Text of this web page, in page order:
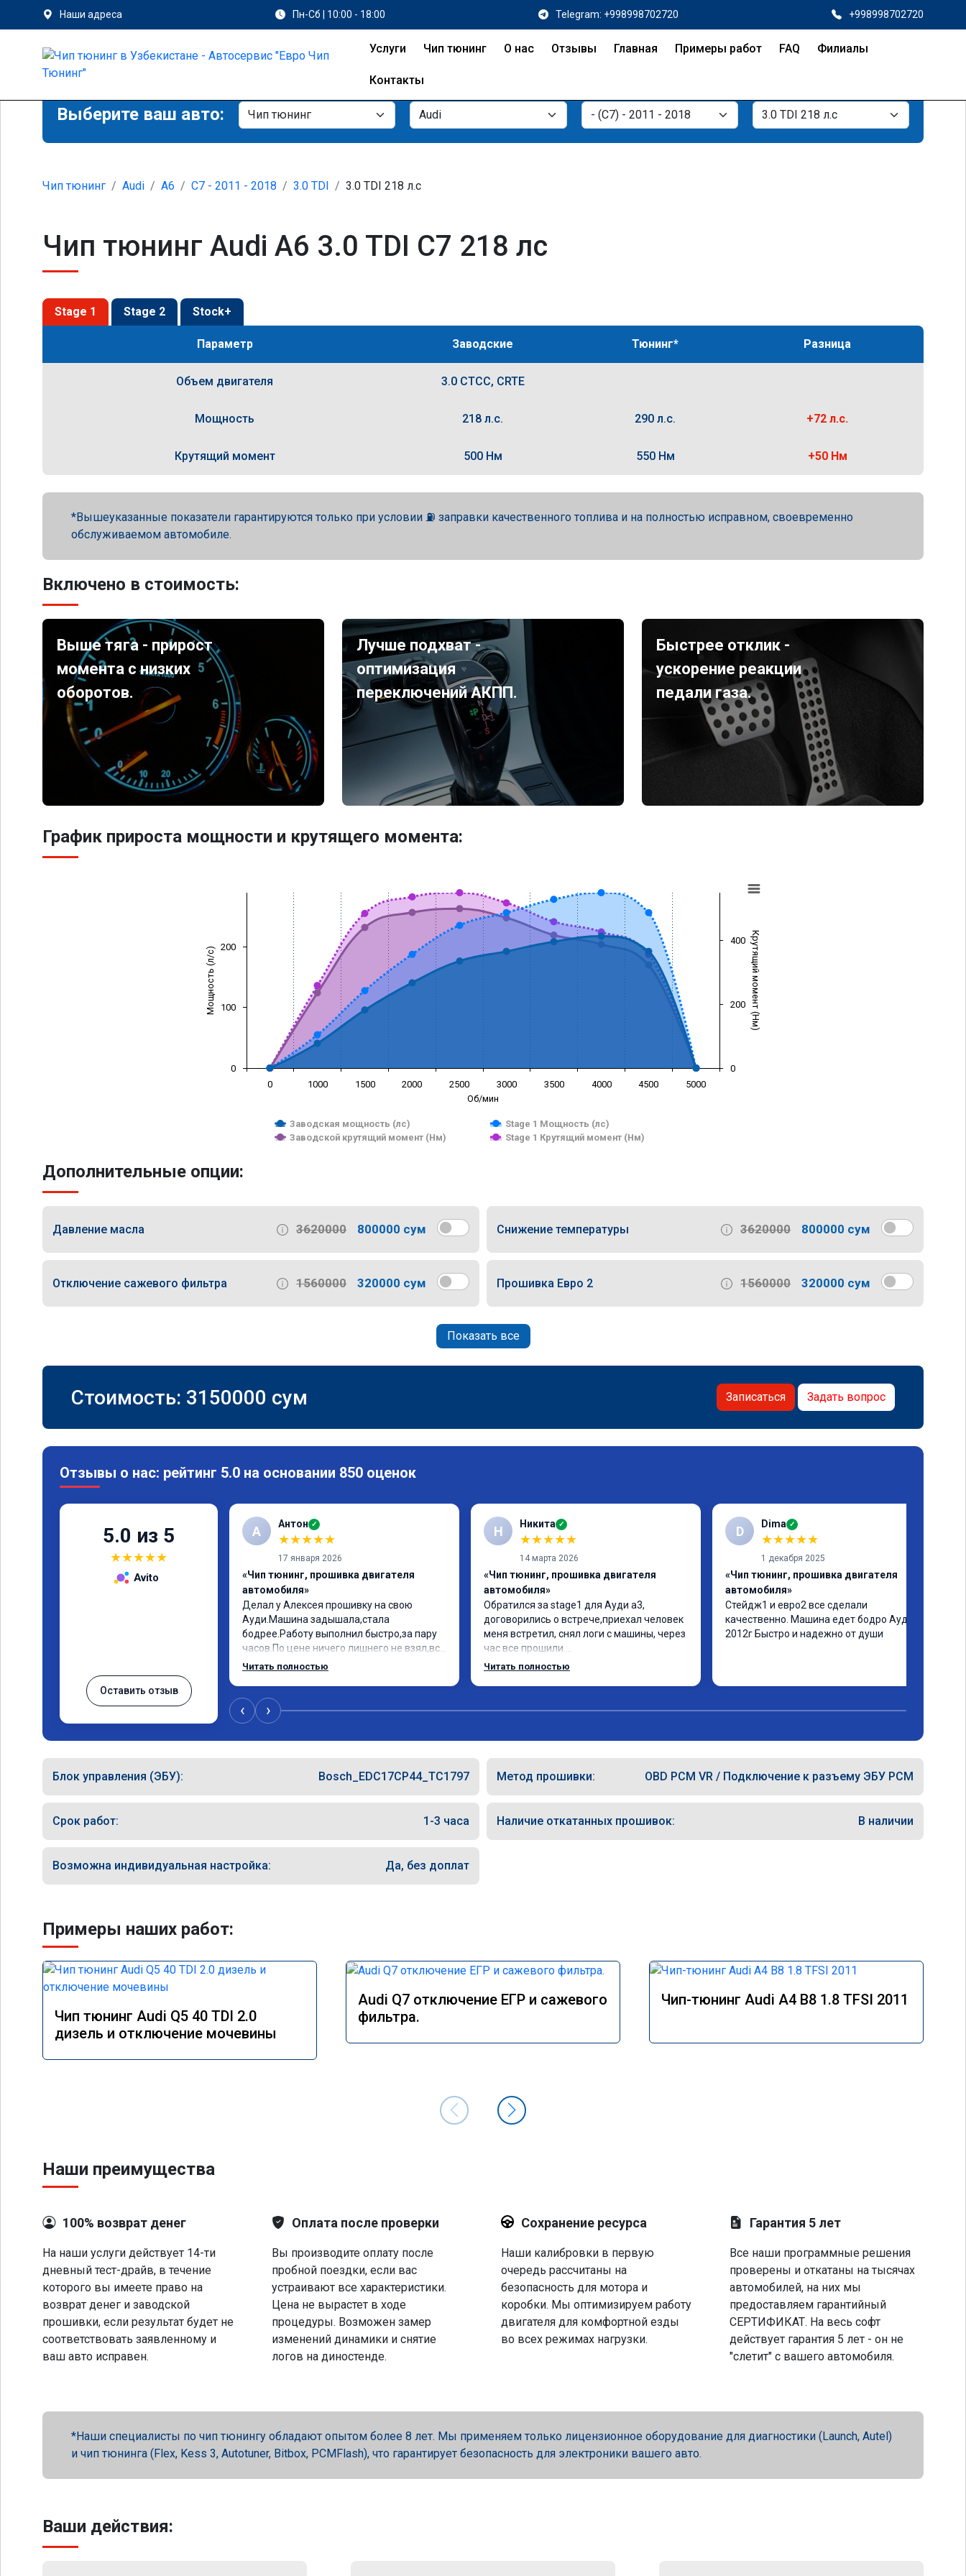
Наши адреса Пн-Сб | 10:00 - 18:00 Telegram: +998998702720 +998998702720
Услуги Чип тюнинг О нас Отзывы Главная Примеры работ FAQ Филиалы
Контакты
Выберите ваш авто:
Чип тюнинг Audi A6 C7 - 2011 - 2018 3.0 TDI 3.0 TDI 218 л.с
Чип тюнинг Audi A6 3.0 TDI C7 218 лс
Stage 1 Stage 2 Stock+
Параметр Заводские Тюнинг* Разница
Объем двигателя 3.0 CTCC, CRTE
Мощность 218 л.с. 290 л.с. +72 л.с.
Крутящий момент 500 Нм 550 Нм +50 Нм
Вышеуказанные показатели гарантируются только при условии ⛽ заправки качественного топлива и на полностью исправном, своевременно
обслуживаемом автомобиле.
Включено в стоимость:
Выше тяга - прирост
момента с низких
оборотов.
Лучше подхват -
оптимизация
переключений АКПП.
Быстрее отклик -
ускорение реакции
педали газа.
График прироста мощности и крутящего момента:
Об/мин
Мощность (л/с) Крутящий момент (Нм)
Заводская мощность (лс)
Stage 1 Мощность (лс)
Заводской крутящий момент (Нм)
Stage 1 Крутящий момент (Нм)
0 1000 1500 2000 2500 3000 3500 4000 4500 5000
0
100
200
0
200
400
Дополнительные опции:
Давление масла 3620000 800000 сум Снижение температуры 3620000 800000 сум
Отключение сажевого фильтра 1560000 320000 сум Прошивка Евро 2 1560000 320000 сум
Показать все
Стоимость: 3150000 сум Записаться Задать вопрос
Отзывы о нас: рейтинг 5.0 на основании 850 оценок
5.0 из 5
★★★★★
Avito
Оставить отзыв
А Антон ✓
★★★★★
17 января 2026
«Чип тюнинг, прошивка двигателя
автомобиля»
Делал у Алексея прошивку на свою
Ауди.Машина задышала,стала
бодрее.Работу выполнил быстро,за пару
часов.По цене ничего лишнего не взял,всё
как договаривались заранее.После
знаю,куда ехать в случае поломки
авто.Однозначно рекомендую Алексея
Читать полностью
Н Никита ✓
★★★★★
14 марта 2026
«Чип тюнинг, прошивка двигателя
автомобиля»
Обратился за stage1 для Ауди а3,
договорились о встрече,приехал человек
меня встретил, снял логи с машины, через
час все прошили.
Арман спасибо тебе огромное, машинка
Читать полностью
D Dima ✓
★★★★★
1 декабря 2025
«Чип тюнинг, прошивка двигателя
автомобиля»
Стейдж1 и евро2 все сделали
качественно. Машина едет бодро Ауди а4
2012г Быстро и надежно от души
‹ ›
Блок управления (ЭБУ): Bosch_EDC17CP44_TC1797 Метод прошивки: OBD PCM VR / Подключение к разъему ЭБУ PCM
Срок работ: 1-3 часа Наличие откатанных прошивок: В наличии
Возможна индивидуальная настройка: Да, без доплат
Примеры наших работ:
Чип тюнинг Audi Q5 40 TDI 2.0
дизель и отключение мочевины
Audi Q7 отключение ЕГР и сажевого
фильтра.
Чип-тюнинг Audi A4 B8 1.8 TFSI 2011
Наши преимущества
100% возврат денег
На наши услуги действует 14-ти
дневный тест-драйв, в течение
которого вы имеете право на
возврат денег и заводской
прошивки, если результат будет не
соответствовать заявленному и
ваш авто исправен.
Оплата после проверки
Вы производите оплату после
пробной поездки, если вас
устраивают все характеристики.
Цена не вырастет в ходе
процедуры. Возможен замер
изменений динамики и снятие
логов на диностенде.
Сохранение ресурса
Наши калибровки в первую
очередь рассчитаны на
безопасность для мотора и
коробки. Мы оптимизируем работу
двигателя для комфортной езды
во всех режимах нагрузки.
Гарантия 5 лет
Все наши программные решения
проверены и откатаны на тысячах
автомобилей, на них мы
предоставляем гарантийный
СЕРТИФИКАТ. На весь софт
действует гарантия 5 лет - он не
"слетит" с вашего автомобиля.
Наши специалисты по чип тюнингу обладают опытом более 8 лет. Мы применяем только лицензионное оборудование для диагностики (Launch, Autel)
и чип тюнинга (Flex, Kess 3, Autotuner, Bitbox, PCMFlash), что гарантирует безопасность для электроники вашего авто.
Ваши действия: